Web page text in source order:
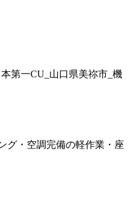
第一CU_山口県美祢市_機
グ・空調完備の軽作業・座